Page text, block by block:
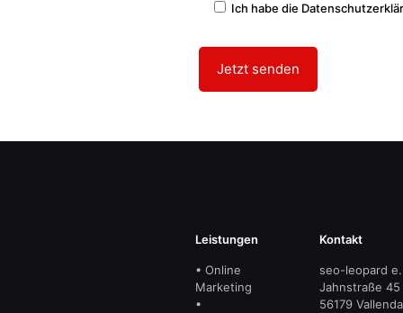
Ich habe die
Leistungen
• Online
Marketing
•
Kontakt
seo-leopard
Jahnstraße 45
56179